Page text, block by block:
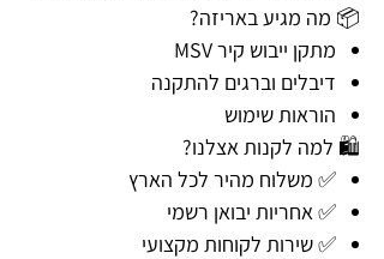
📦 מה מגיע באריזה?
מתקן ייבוש קיר MSV
דיבלים וברגים להתקנה
הוראות שימוש
🛍️ למה לקנות אצלנו?
✅ משלוח מהיר לכל הארץ
✅ אחריות יבואן רשמי
✅ שירות לקוחות מקצועי